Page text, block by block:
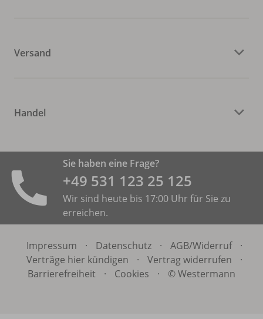
Versand
Handel
Sie haben eine Frage?
+49 531 ­123 25 125
Wir sind heute bis 17:00 Uhr für Sie zu
erreichen.
Impressum · Datenschutz · AGB/Widerruf
·
Verträge hier kündigen
· Vertrag widerrufen
·
Barrierefreiheit
· Cookies · © Westermann